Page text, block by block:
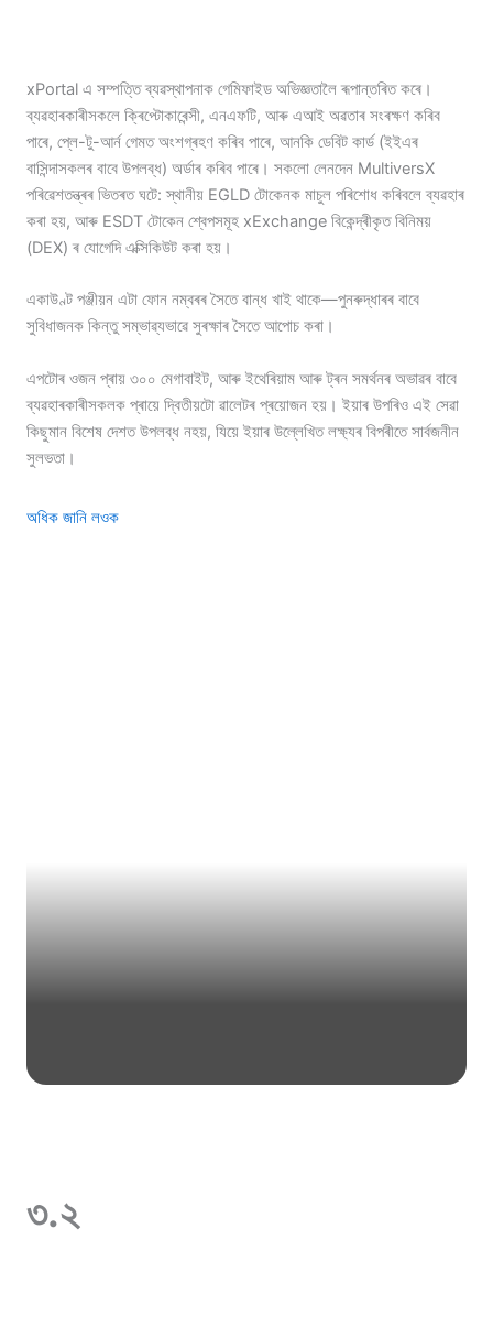
xPortal এ সম্পত্তি ব্যৱস্থাপনাক গেমিফাইড অভিজ্ঞতালৈ ৰূপান্তৰিত কৰে।
ব্যৱহাৰকাৰীসকলে ক্ৰিপ্টোকাৰেন্সী, এনএফটি, আৰু এআই অৱতাৰ সংৰক্ষণ কৰিব
পাৰে, প্লে-টু-আৰ্ন গেমত অংশগ্ৰহণ কৰিব পাৰে, আনকি ডেবিট কাৰ্ড (ইইএৰ
বাসিন্দাসকলৰ বাবে উপলব্ধ) অৰ্ডাৰ কৰিব পাৰে। সকলো লেনদেন MultiversX
পৰিৱেশতন্ত্ৰৰ ভিতৰত ঘটে: স্থানীয় EGLD টোকেনক মাচুল পৰিশোধ কৰিবলে ব্যৱহাৰ
কৰা হয়, আৰু ESDT টোকেন শ্বেপসমূহ xExchange বিকেন্দ্ৰীকৃত বিনিময়
(DEX) ৰ যোগেদি এক্সিকিউট কৰা হয়।
একাউণ্ট পঞ্জীয়ন এটা ফোন নম্বৰৰ সৈতে বান্ধ খাই থাকে—পুনৰুদ্ধাৰৰ বাবে
সুবিধাজনক কিন্তু সম্ভাৱ্যভাৱে সুৰক্ষাৰ সৈতে আপোচ কৰা।
এপটোৰ ওজন প্ৰায় ৩০০ মেগাবাইট, আৰু ইথেৰিয়াম আৰু ট্ৰন সমৰ্থনৰ অভাৱৰ বাবে
ব্যৱহাৰকাৰীসকলক প্ৰায়ে দ্বিতীয়টো ৱালেটৰ প্ৰয়োজন হয়। ইয়াৰ উপৰিও এই সেৱা
কিছুমান বিশেষ দেশত উপলব্ধ নহয়, যিয়ে ইয়াৰ উল্লেখিত লক্ষ্যৰ বিপৰীতে সাৰ্বজনীন
সুলভতা।
অধিক জানি লওক
৩.২